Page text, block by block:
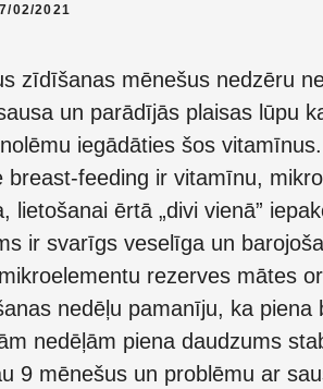
02/2021
zīdīšanas mēnešus nedzēru
un parādījās plaisas lūpu
iegādāties šos vitamīnus.
breast-feeding ir vitamīnu,
lietošanai ērtā „divi vienā”
ir svarīgs veselīga un
rezerves mātes
nedēļu pamanīju, ka piena
nedēļām piena daudzums
9 mēnešus un problēmu ar